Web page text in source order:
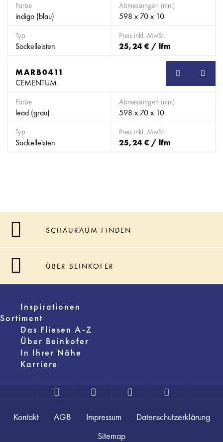
Farbe
indigo (blau)
Abmessungen (mm)
598 x 70 x 10
Typ
Sockelleisten
Preis inkl. MwSt.
25,24 € / lfm
SB
MARB0411
CEMENTUM
Farbe
lead (grau)
Abmessungen (mm)
598 x 70 x 10
Typ
Sockelleisten
Preis inkl. MwSt.
25,24 € / lfm
SCHAURAUM FINDEN
ÜBER BEINKOFER
Inspirationen
Sortiment
Das Fliesen A-Z
Über Beinkofer
In Ihrer Nähe
Karriere
Kontakt AGB Impressum
Datenschutzerklärung
Sitemap